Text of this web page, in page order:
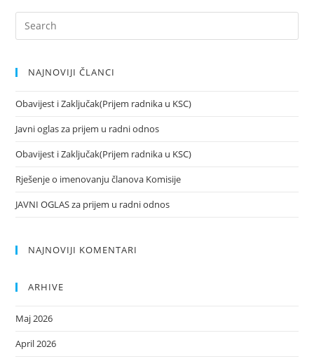
NAJNOVIJI ČLANCI
Obavijest i Zaključak(Prijem radnika u KSC)
Javni oglas za prijem u radni odnos
Obavijest i Zaključak(Prijem radnika u KSC)
Rješenje o imenovanju članova Komisije
JAVNI OGLAS za prijem u radni odnos
NAJNOVIJI KOMENTARI
ARHIVE
Maj 2026
April 2026